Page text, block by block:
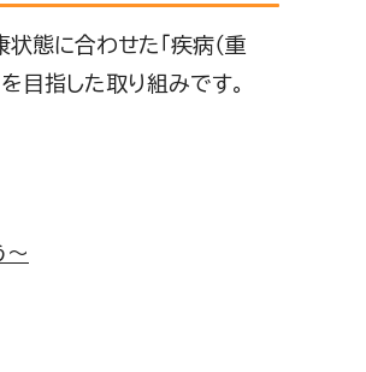
態に合わせた「疾病（重
目指した取り組みです。
～